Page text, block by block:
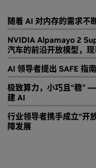
随着 AI 对内存的需求不
NVIDIA Alpamayo 2
汽车的前沿开放模型，现
AI 领导者提出 SAFE 指
极致算力，小巧且“稳”
建 AI
行业领导者携手成立“开
障发展